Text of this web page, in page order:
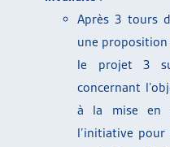
Après 3 tours
une proposition
le projet 3
concernant
à la mise en
l’initiative pour